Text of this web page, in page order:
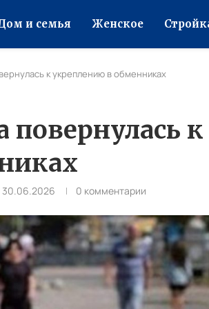
и семья Женское
к укреплению в обменниках
повернулась
30.06.2026 0 комментарии